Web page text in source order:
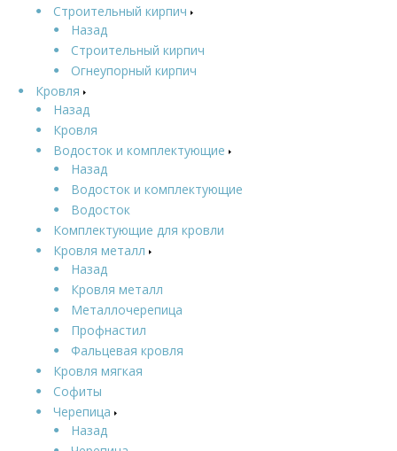
Строительный кирпич
Назад
Строительный кирпич
Огнеупорный кирпич
Кровля
Назад
Кровля
Водосток и комплектующие
Назад
Водосток и комплектующие
Водосток
Комплектующие для кровли
Кровля металл
Назад
Кровля металл
Металлочерепица
Профнастил
Фальцевая кровля
Кровля мягкая
Софиты
Черепица
Назад